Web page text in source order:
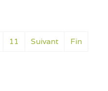
11 Suivant Fin